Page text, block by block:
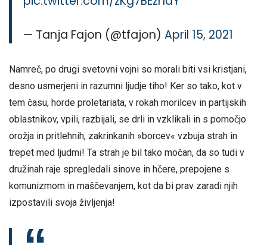
— Tanja Fajon (@tfajon)April 15, 2021
Namreč, po drugi svetovni vojni so morali biti vsi kristjani,
desno usmerjeni in razumni ljudje tiho! Ker so tako, kot v
tem času, horde proletariata, v rokah morilcev in partijskih
oblastnikov, vpili, razbijali, se drli in vzklikali in s pomočjo
orožja in pritlehnih, zakrinkanih »borcev« vzbuja strah in
trepet med ljudmi! Ta strah je bil tako močan, da so tudi v
družinah raje spregledali sinove in hčere, prepojene s
komunizmom in maščevanjem, kot da bi prav zaradi njih
izpostavili svoja življenja!